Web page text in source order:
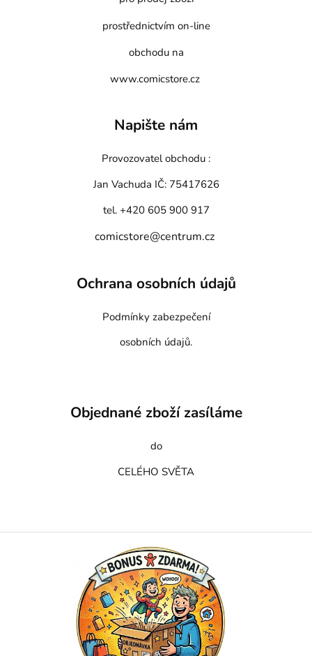
prostřednictvím on-line
obchodu na
www.comicstore.cz
Napište nám
Provozovatel obchodu :
Jan Vachuda IČ: 75417626
tel. +420 605 900 917
comicstore@centrum.cz
Ochrana osobních údajů
Podmínky zabezpečení
osobních údajů.
Objednané zboží zasíláme
do
CELÉHO SVĚTA